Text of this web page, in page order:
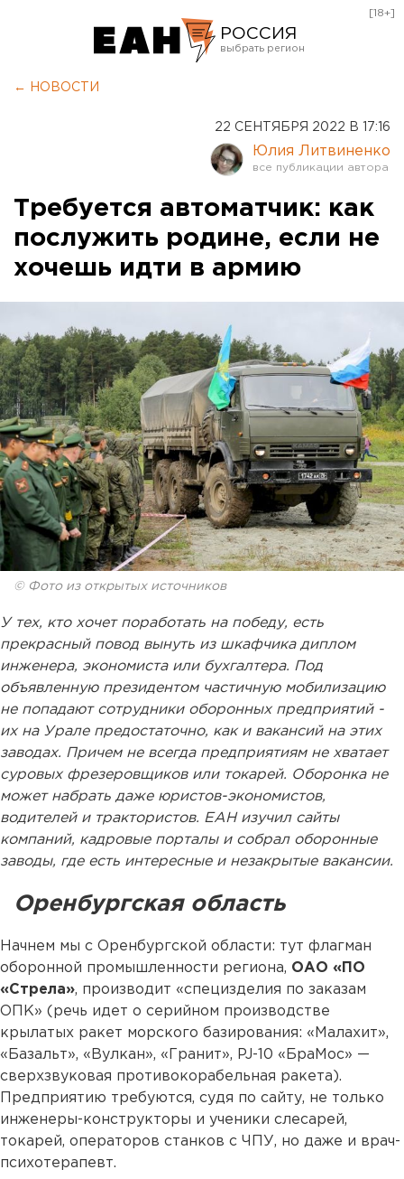
РОССИЯ
Курган
Оренбург
[18+]
← НОВОСТИ
22 СЕНТЯБРЯ 2022 В 17:16
Юлия Литвиненко
Требуется автоматчик: как
послужить родине, если не
хочешь идти в армию
© Фото из открытых источников
У тех, кто хочет поработать на победу, есть
прекрасный повод вынуть из шкафчика диплом
инженера, экономиста или бухгалтера. Под
объявленную президентом частичную мобилизацию
не попадают сотрудники оборонных предприятий -
их на Урале предостаточно, как и вакансий на этих
заводах. Причем не всегда предприятиям не хватает
суровых фрезеровщиков или токарей. Оборонка не
может набрать даже юристов-экономистов,
водителей и трактористов. ЕАН изучил сайты
компаний, кадровые порталы и собрал оборонные
заводы, где есть интересные и незакрытые вакансии.
Оренбургская область
Начнем мы с Оренбургской области: тут флагман
оборонной промышленности региона, ОАО «ПО
«Стрела», производит «специзделия по заказам
ОПК» (речь идет о серийном производстве
крылатых ракет морского базирования: «Малахит»,
«Базальт», «Вулкан», «Гранит», PJ-10 «БраМос» —
сверхзвуковая противокорабельная ракета).
Предприятию требуются, судя по сайту, не только
инженеры-конструкторы и ученики слесарей,
токарей, операторов станков с ЧПУ, но даже и врач-
психотерапевт.